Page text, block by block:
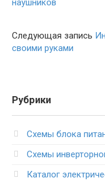
наушников
Следующая запись
своими руками
Рубрики
Схемы блока
Схемы
Каталог